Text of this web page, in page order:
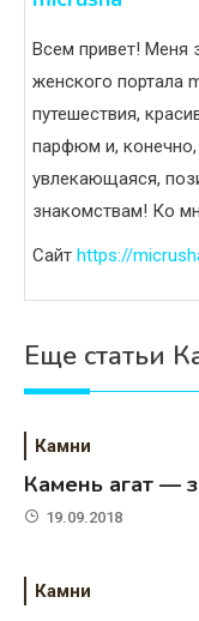
Всем привет! Меня
женского портала
путешествия,
парфюм и,
увлекающаяся,
знакомствам! Ко
Сайт https://
Еще статьи
Камни
Камень агат —
19.09.2018
Камни